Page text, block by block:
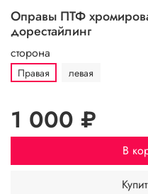
Оправы ПТФ
дорестайлинг
сторона
Правая левая
1 000 ₽
В